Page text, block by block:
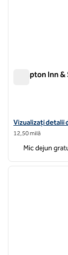
Hampton Inn
Vizualizați
Vizualizați detalii
12,50 milă
Mic dejun
1 din 12